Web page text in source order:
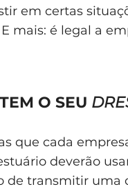
em certas
mais: é legal a
O SEU
que cada
deverão
de transmitir